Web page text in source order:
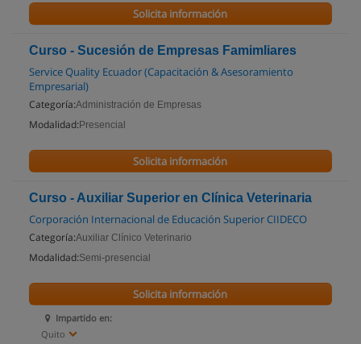
Solicita información
Curso - Sucesión de Empresas Famimliares
Service Quality Ecuador (Capacitación & Asesoramiento
Empresarial)
Categoría:Administración de Empresas
Modalidad: Presencial
Solicita información
Curso - Auxiliar Superior en Clínica Veterinaria
Corporación Internacional de Educación Superior CIIDECO
Categoría:Auxiliar Clínico Veterinario
Modalidad:Semi-presencial
Impartido en:
Quito
Solicita información